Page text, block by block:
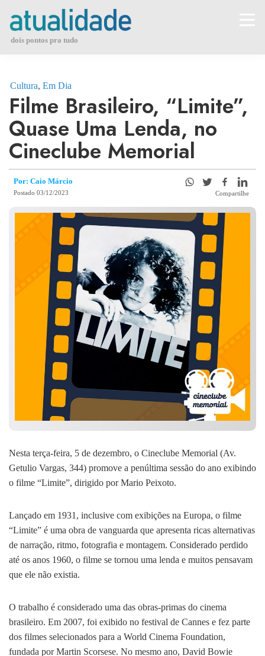
contentdois pontos pra tudo
Cultura, Em Dia
Filme Brasileiro, “Limite”,
Quase Uma Lenda, no
Cineclube Memorial
Por: Caio Márcio
Postado 03/12/2023 Compartilhe
Nesta terça-feira, 5 de dezembro, o Cineclube Memorial (Av.
Getulio Vargas, 344) promove a penúltima sessão do ano exibindo
o filme “Limite”, dirigido por Mario Peixoto.
Lançado em 1931, inclusive com exibições na Europa, o filme
“Limite” é uma obra de vanguarda que apresenta ricas alternativas
de narração, ritmo, fotografia e montagem. Considerado perdido
até os anos 1960, o filme se tornou uma lenda e muitos pensavam
que ele não existia.
O trabalho é considerado uma das obras-primas do cinema
brasileiro. Em 2007, foi exibido no festival de Cannes e fez parte
dos filmes selecionados para a World Cinema Foundation,
fundada por Martin Scorsese. No mesmo ano, David Bowie